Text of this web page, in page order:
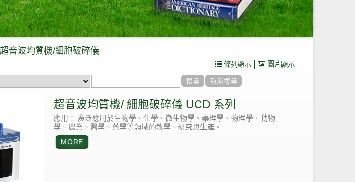
超音波均質機/細胞破碎儀
條列顯示 圖片顯示
超音波均質機/ 細胞破碎儀 UCD 系列
應用：
廣泛應用於生物學、化學、微生物學、藥理學、物理學、動物
學、農業、醫學、藥學等領域的教學、研究與生產。